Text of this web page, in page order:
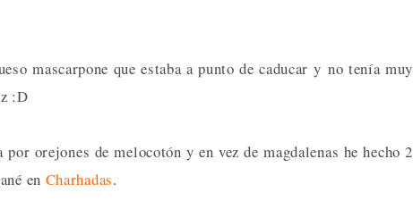
mascarpone que estaba a punto de caducar y no tenía muy
:D
orejones de melocotón y en vez de magdalenas he hecho 2
en Charhadas.